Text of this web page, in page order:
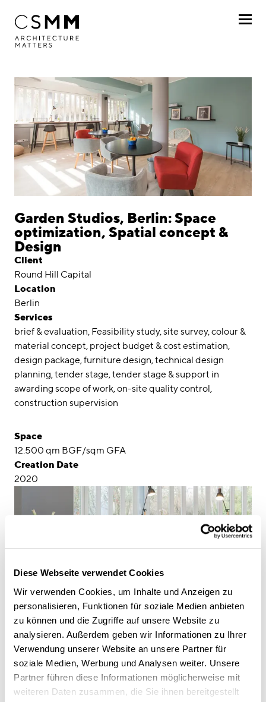
Diese Webseite verwendet Cookies
Wir verwenden Cookies, um Inhalte und Anzeigen zu
personalisieren, Funktionen für soziale Medien anbieten
zu können und die Zugriffe auf unsere Website zu
analysieren. Außerdem geben wir Informationen zu Ihrer
Verwendung unserer Website an unsere Partner für
soziale Medien, Werbung und Analysen weiter. Unsere
Partner führen diese Informationen möglicherweise mit
weiteren Daten zusammen, die Sie ihnen bereitgestellt
Profile
Services
Projects
By client
By project
Chronologically
Journal
Awards
Career
Locations
linkedininstagram
Deutsch
English
Data Privacy
Garden Studios, Berlin: Space
optimization, Spatial concept &
Design
Client
Round Hill Capital
Location
Berlin
Services
brief & evaluation Feasibility study site survey colour &
material concept project budget & cost estimation
design package furniture design technical design
planning tender stage tender stage & support in
awarding scope of work on-site quality control
construction supervision
Space
12.500 qm BGF/sqm GFA
Creation Date
2020